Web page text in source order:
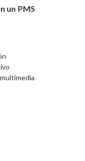
un PMS